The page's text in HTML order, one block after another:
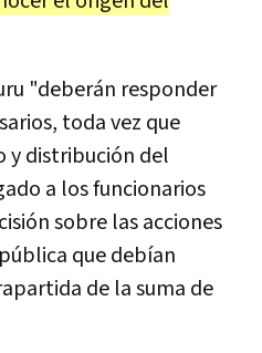
"deberán responder
, todavez que
ydistribución del
a losfuncionarios
ónsobre lasacciones
pública quedebían
de lasuma de